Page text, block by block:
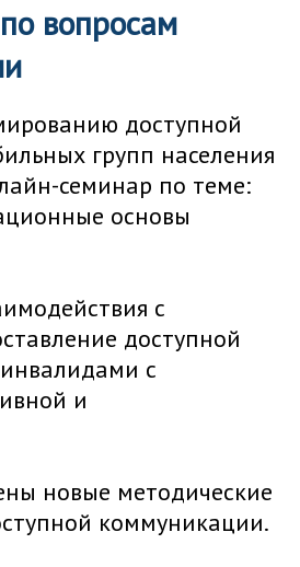
вопросам
доступной
групп населения
семинар по теме:
основы
с
доступной
с
и
новые методические
коммуникации.